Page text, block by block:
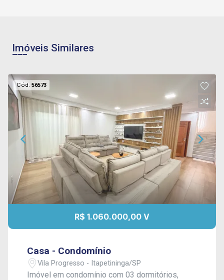
Imóveis Similares
Cód.56573
R$ 1.060.000,00 V
Casa - Condomínio
Vila Progresso - Itapetininga/SP
Imóvel em condomínio com 03 dormitórios,